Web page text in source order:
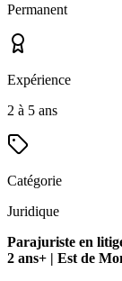
Permanent
Expérience
2 à 5 ans
Catégorie
Juridique
Parajuriste en
2 ans+ | Est de